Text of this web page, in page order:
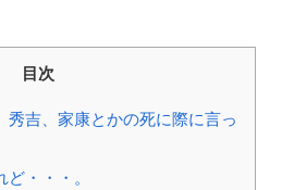
目次
秀吉、家康とかの死に際に言っ
・・・。